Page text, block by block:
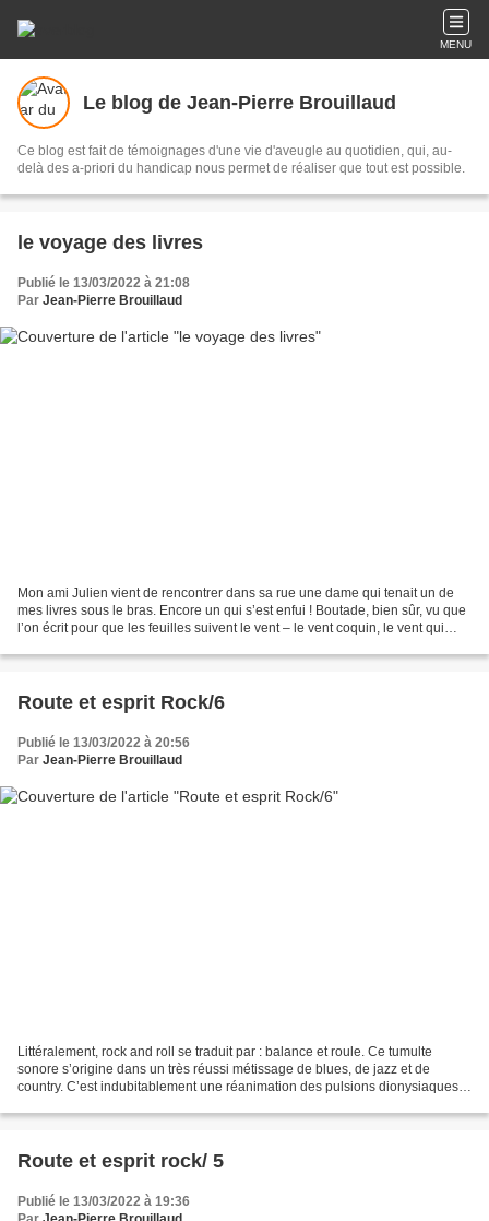
MENU
Le blog de Jean-Pierre Brouillaud
Ce blog est fait de témoignages d'une vie d'aveugle au quotidien, qui, au-
delà des a-priori du handicap nous permet de réaliser que tout est possible.
le voyage des livres
Publié le 13/03/2022 à 21:08
Par Jean-Pierre Brouillaud
Mon ami Julien vient de rencontrer dans sa rue une dame qui tenait un de
mes livres sous le bras. Encore un qui s’est enfui ! Boutade, bien sûr, vu que
l’on écrit pour que les feuilles suivent le vent – le vent coquin, le vent qui
Route et esprit Rock/6
Publié le 13/03/2022 à 20:56
Par Jean-Pierre Brouillaud
Littéralement, rock and roll se traduit par : balance et roule. Ce tumulte
sonore s’origine dans un très réussi métissage de blues, de jazz et de
country. C’est indubitablement une réanimation des pulsions dionysiaques
Route et esprit rock/ 5
Publié le 13/03/2022 à 19:36